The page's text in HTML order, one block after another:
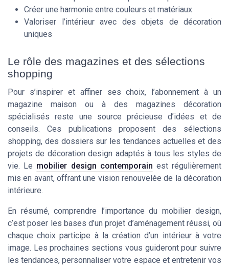
Créer une harmonie entre couleurs et matériaux
Valoriser l’intérieur avec des objets de décoration
uniques
Le rôle des magazines et des sélections
shopping
Pour s’inspirer et affiner ses choix, l’abonnement à un
magazine maison ou à des magazines décoration
spécialisés reste une source précieuse d’idées et de
conseils. Ces publications proposent des sélections
shopping, des dossiers sur les tendances actuelles et des
projets de décoration design adaptés à tous les styles de
vie. Le mobilier design contemporain est régulièrement
mis en avant, offrant une vision renouvelée de la décoration
intérieure.
En résumé, comprendre l’importance du mobilier design,
c’est poser les bases d’un projet d’aménagement réussi, où
chaque choix participe à la création d’un intérieur à votre
image. Les prochaines sections vous guideront pour suivre
les tendances, personnaliser votre espace et entretenir vos